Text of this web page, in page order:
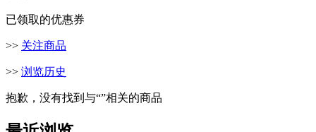
已领取的优惠券
>> 关注商品
>> 浏览历史
抱歉，没有找到与“”相关的商品